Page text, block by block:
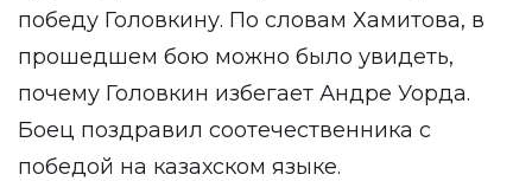
победу Головкину. По словам Хамитова, в
прошедшем бою можно было увидеть,
почему Головкин избегает Андре Уорда.
Боец поздравил соотечественника с
победой на казахском языке.